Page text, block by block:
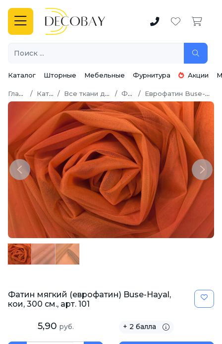
Каталог Шторные Мебельные Фурнитура Акции
Главная Каталог Все ткани для шитья Фатин Еврофатин Buse-Hayal 300 см
Previous Next
Фатин мягкий (еврофатин) Buse-Hayal,
кои, 300 см., арт. 101
5,90 руб. + 2 балла